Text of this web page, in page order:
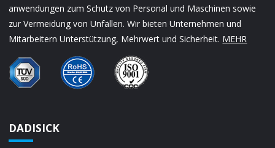
anwendungen zum Schutz von Personal und Maschinen sowie
zur Vermeidung von Unfällen. Wir bieten Unternehmen und
Mitarbeitern Unterstützung, Mehrwert und Sicherheit. MEHR
DADISICK